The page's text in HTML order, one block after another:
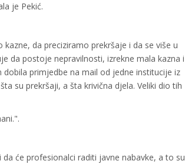
je Pekić.
da preciziramo prekršaje i da se više u
da postoje nepravilnosti, izrekne mala kazna i
primjedbe na mail od jedne institucije iz
su prekršaji, a šta krivična djela. Veliki dio tih
će profesionalci raditi javne nabavke, a to su